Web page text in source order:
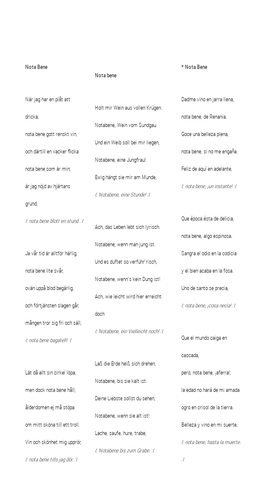
Nota Bene
När jag har en plåt att
dricka,
nota bene gott renskt vin,
och därtill en vacker flicka
nota bene som är min;
är jag nöjd av hjärtans
grund,
I: nota bene blott en stund. :I
Ja vår tid är alltför härlig,
nota bene lite svår,
ovän uppå blod begärlig,
och förtjänsten slagen går,
mången tror sig fri och säll,
I: nota bene bagatell! :I
Lät då allt sin cirkel löpa,
men dock nota bene håll;
ålderdomen ej må stöpa
om mitt sköna till ett troll.
Vin och skönhet mig upprör,
I: nota bene tills jag dör. :I
Nota bene
Holt mir Wein aus vollen Krügen.
Notabene, Wein vom Sundgau.
Und ein Weib soll bei mir liegen,
Notabene, eine Jungfrau!
Ewig hängt sie mir am Munde,
I: Notabene, eine Stunde! :I
Ach, das Leben lebt sich lyrisch.
Notabene, wenn man jung ist.
Und es duftet so verführ'risch,
Notabene, wenn's kein Dung ist!
Ach, wie leicht wird hier erreicht
doch
I: Notabene, ein Vielleicht noch! :I
Laß die Erde heiß sich drehen,
Notabene, bis sie kalt ist.
Deine Liebste sollst du sehen,
Notabene, wenn sie alt ist!
Lache, saufe, hure, trabe,
I: Notabene bis zum Grabe. :I
* Nota Bene
Dadme vino en jarra llena,
nota bene, de Renania.
Goce una belleza plena,
nota bene, si no me engaña.
Feliz de aquí en adelante,
I: nota bene, ¡un instante! :I
Que época ésta de delicia,
nota bene, algo espinosa.
Sangra el odio en la codicia
y el bien acaba en la fosa.
Uno de santo se precia,
I: nota bene, ¡cosa necia! :I
Que el mundo caiga en
cascada,
pero, nota bene, ¡aferra!;
la edad no hará de mi amada
ogro en crisol de la tierra.
Belleza y vino en mi suerte,
I: nota bene, hasta la muerte.
:I